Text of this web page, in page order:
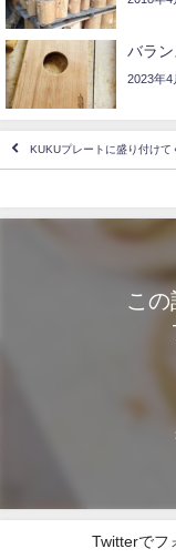
バラ
2023年4
KUKUプレートに盛り付けて
こ
Twitterでフ